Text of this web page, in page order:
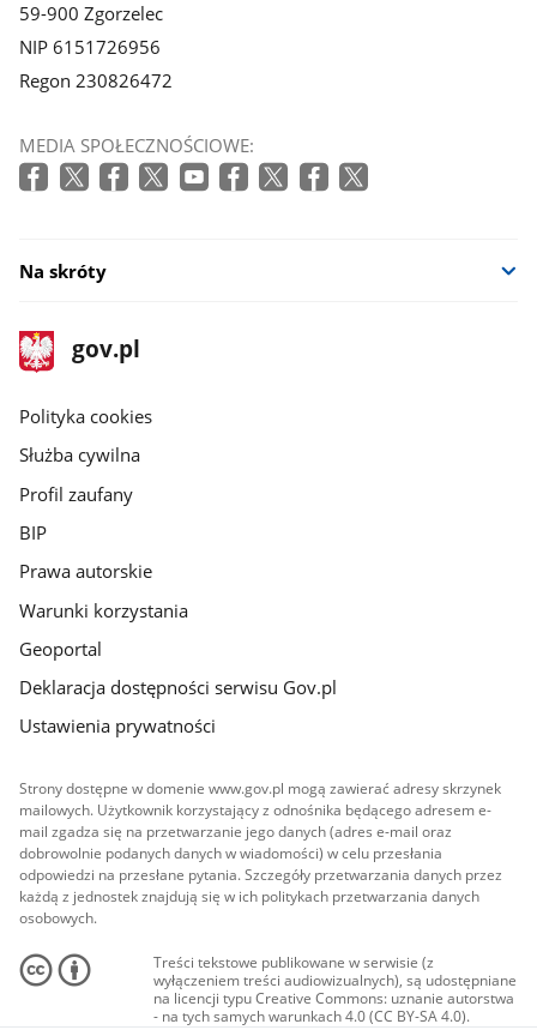
59-900 Zgorzelec
NIP 6151726956
Regon 230826472
MEDIA SPOŁECZNOŚCIOWE:
Na skróty
stopka
gov.pl
Strona
gov.pl
gov.pl
Polityka cookies
Służba cywilna
Profil zaufany
BIP
Prawa autorskie
Warunki korzystania
Geoportal
Deklaracja dostępności serwisu Gov.pl
Ustawienia prywatności
Strony dostępne w domenie www.gov.pl mogą zawierać adresy skrzynek
mailowych. Użytkownik korzystający z odnośnika będącego adresem e-
mail zgadza się na przetwarzanie jego danych (adres e-mail oraz
dobrowolnie podanych danych w wiadomości) w celu przesłania
odpowiedzi na przesłane pytania. Szczegóły przetwarzania danych przez
każdą z jednostek znajdują się w ich politykach przetwarzania danych
osobowych.
Treści tekstowe publikowane w serwisie (z
wyłączeniem treści audiowizualnych), są udostępniane
na licencji typu Creative Commons: uznanie autorstwa
- na tych samych warunkach 4.0 (CC BY-SA 4.0).